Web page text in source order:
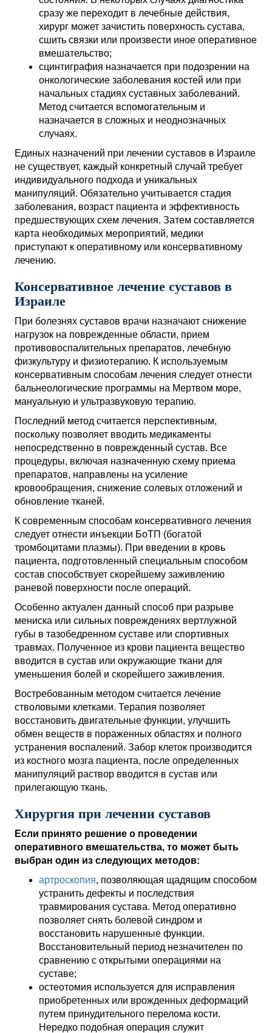
сразу же переходит в лечебные действия,
хирург может зачистить поверхность сустава,
сшить связки или произвести иное оперативное
вмешательство;
сцинтиграфия назначается при подозрении на
онкологические заболевания костей или при
начальных стадиях суставных заболеваний.
Метод считается вспомогательным и
назначается в сложных и неоднозначных
случаях.
Единых назначений при лечении суставов в Израиле
не существует, каждый конкретный случай требует
индивидуального подхода и уникальных
манипуляций. Обязательно учитывается стадия
заболевания, возраст пациента и эффективность
предшествующих схем лечения. Затем составляется
карта необходимых мероприятий, медики
приступают к оперативному или консервативному
лечению.
Консервативное лечение суставов в
Израиле
При болезнях суставов врачи назначают снижение
нагрузок на поврежденные области, прием
противовоспалительных препаратов, лечебную
физкультуру и физиотерапию. К используемым
консервативным способам лечения следует отнести
бальнеологические программы на Мертвом море,
мануальную и ультразвуковую терапию.
Последний метод считается перспективным,
поскольку позволяет вводить медикаменты
непосредственно в поврежденный сустав. Все
процедуры, включая назначенную схему приема
препаратов, направлены на усиление
кровообращения, снижение солевых отложений и
обновление тканей.
К современным способам консервативного лечения
следует отнести инъекции БоТП (богатой
тромбоцитами плазмы). При введении в кровь
пациента, подготовленный специальным способом
состав способствует скорейшему заживлению
раневой поверхности после операций.
Особенно актуален данный способ при разрыве
мениска или сильных повреждениях вертлужной
губы в тазобедренном суставе или спортивных
травмах. Полученное из крови пациента вещество
вводится в сустав или окружающие ткани для
уменьшения болей и скорейшего заживления.
Востребованным методом считается лечение
стволовыми клетками. Терапия позволяет
восстановить двигательные функции, улучшить
обмен веществ в пораженных областях и полного
устранения воспалений. Забор клеток производится
из костного мозга пациента, после определенных
манипуляций раствор вводится в сустав или
прилегающую ткань.
Хирургия при лечении суставов
Если принято решение о проведении
оперативного вмешательства, то может быть
выбран один из следующих методов:
артроскопия, позволяющая щадящим способом
устранить дефекты и последствия
травмирования сустава. Метод оперативно
позволяет снять болевой синдром и
восстановить нарушенные функции.
Восстановительный период незначителен по
сравнению с открытыми операциями на
суставе;
остеотомия используется для исправления
приобретенных или врожденных деформаций
путем принудительного перелома кости.
Нередко подобная операция служит